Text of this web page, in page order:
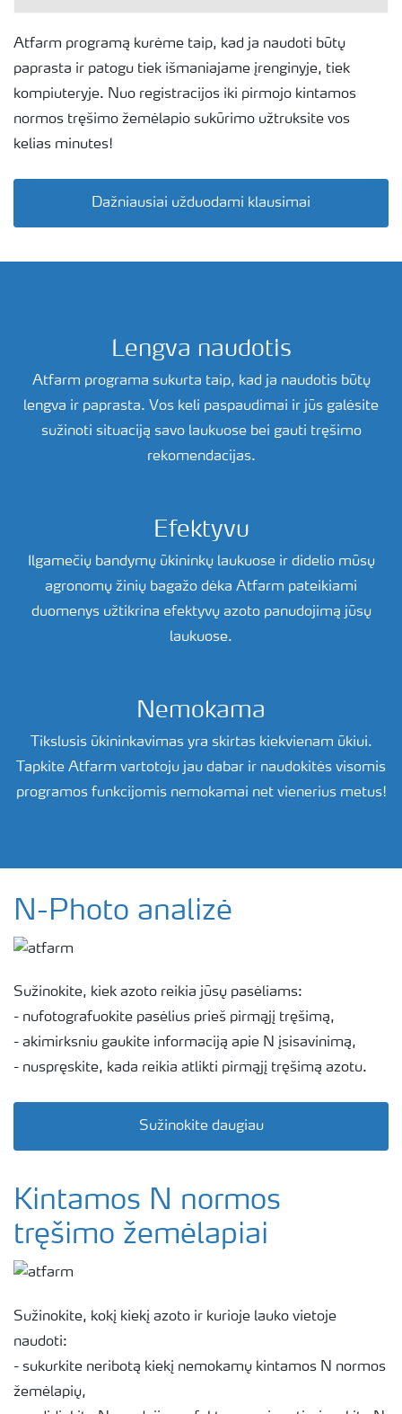
Atfarm programą kurėme taip, kad ja naudoti būtų
paprasta ir patogu tiek išmaniajame įrenginyje, tiek
kompiuteryje. Nuo registracijos iki pirmojo kintamos
normos tręšimo žemėlapio sukūrimo užtruksite vos
kelias minutes!
Dažniausiai užduodami klausimai
Lengva naudotis
Atfarm programa sukurta taip, kad ja naudotis būtų
lengva ir paprasta. Vos keli paspaudimai ir jūs galėsite
sužinoti situaciją savo laukuose bei gauti tręšimo
rekomendacijas.
Efektyvu
Ilgamečių bandymų ūkininkų laukuose ir didelio mūsų
agronomų žinių bagažo dėka Atfarm pateikiami
duomenys užtikrina efektyvų azoto panudojimą jūsų
laukuose.
Nemokama
Tikslusis ūkininkavimas yra skirtas kiekvienam ūkiui.
Tapkite Atfarm vartotoju jau dabar ir naudokitės visomis
programos funkcijomis nemokamai net vienerius metus!
N-Photo analizė
Sužinokite, kiek azoto reikia jūsų pasėliams:
- nufotografuokite pasėlius prieš pirmąjį tręšimą,
- akimirksniu gaukite informaciją apie N įsisavinimą,
- nuspręskite, kada reikia atlikti pirmąjį tręšimą azotu.
Sužinokite daugiau
Kintamos N normos
tręšimo žemėlapiai
Sužinokite, kokį kiekį azoto ir kurioje lauko vietoje
naudoti:
- sukurkite neribotą kiekį nemokamų kintamos N normos
žemėlapių,